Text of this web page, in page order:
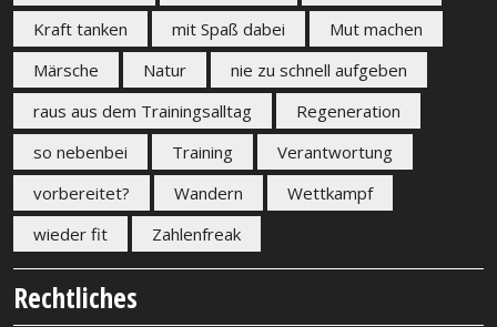
Kraft tanken
mit Spaß dabei
Mut machen
Märsche
Natur
nie zu schnell aufgeben
raus aus dem Trainingsalltag
Regeneration
so nebenbei
Training
Verantwortung
vorbereitet?
Wandern
Wettkampf
wieder fit
Zahlenfreak
Rechtliches